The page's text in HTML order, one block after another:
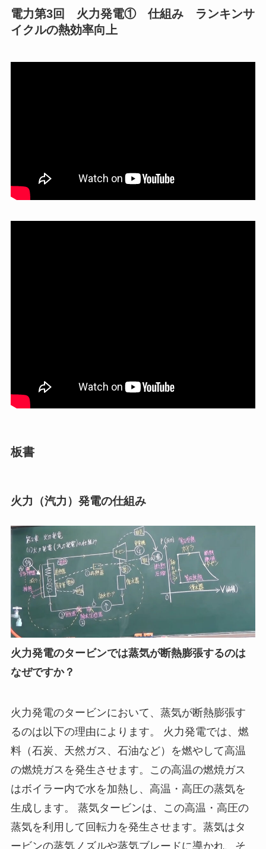
電力第3回 火力発電① 仕組み ランキンサ
イクルの熱効率向上
板書
火力（汽力）発電の仕組み
火力発電のタービンでは蒸気が断熱膨張するのは
なぜですか？
火力発電のタービンにおいて、蒸気が断熱膨張す
るのは以下の理由によります。 火力発電では、燃
料（石炭、天然ガス、石油など）を燃やして高温
の燃焼ガスを発生させます。この高温の燃焼ガス
はボイラー内で水を加熱し、高温・高圧の蒸気を
生成します。 蒸気タービンは、この高温・高圧の
蒸気を利用して回転力を発生させます。蒸気はタ
ービンの蒸気ノズルや蒸気ブレードに導かれ、そ